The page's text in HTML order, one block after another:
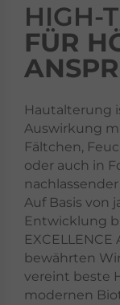
HIGH-
FÜR
Hautalterung
Auswirkung
Fältchen,
oder auch in
Auf Basis von
Entwicklung
bewährten
vereint beste
modernen